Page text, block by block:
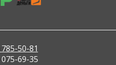
50-81
69-35